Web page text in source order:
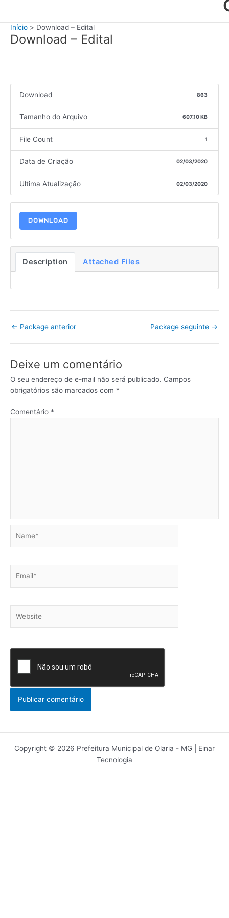
Início Download – Edital
Download – Edital
Download 863
Tamanho do Arquivo 607.10 KB
File Count 1
Data de Criação 02/03/2020
Ultima Atualização 02/03/2020
DOWNLOAD
Description Attached Files
← Package anterior Package seguinte →
Deixe um comentário
O seu endereço de e-mail não será publicado. Campos
obrigatórios são marcados com *
Comentário *
Copyright © 2026 Prefeitura Municipal de Olaria - MG | Einar
Tecnologia